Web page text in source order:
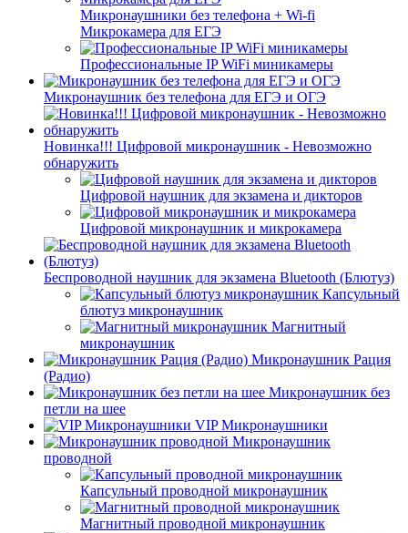
Микронаушники без телефона + Wi-fi
Микрокамера для ЕГЭ
Профессиональные IP WiFi миникамеры
Микронаушник без телефона для ЕГЭ и ОГЭ
Новинка!!! Цифровой микронаушник - Невозможно
обнаружить
Цифровой наушник для экзамена и дикторов
Цифровой микронаушник и микрокамера
Беспроводной наушник для экзамена Bluetooth (Блютуз)
Капсульный
блютуз микронаушник
Магнитный
микронаушник
Микронаушник Рация
(Радио)
Микронаушник без
петли на шее
VIP Микронаушники
Микронаушник
проводной
Капсульный проводной микронаушник
Магнитный проводной микронаушник